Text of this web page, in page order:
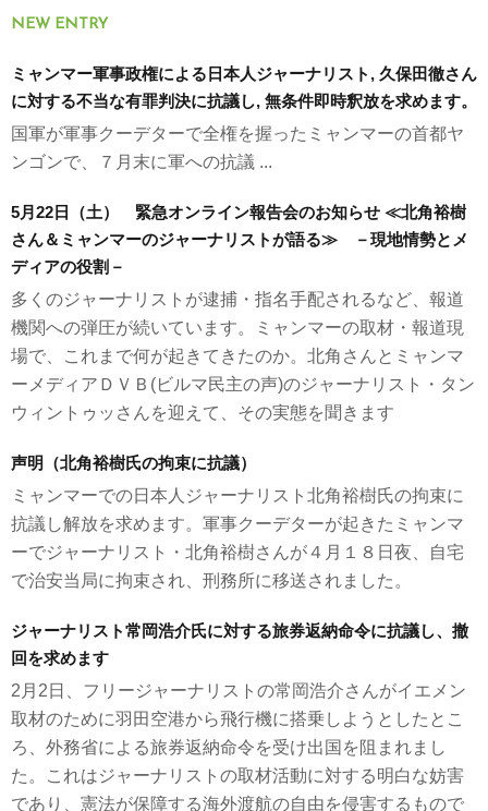
NEW ENTRY
ミャンマー軍事政権による日本人ジャーナリスト, 久保田徹さん
に対する不当な有罪判決に抗議し, 無条件即時釈放を求めます。
国軍が軍事クーデターで全権を握ったミャンマーの首都ヤ
ンゴンで、７月末に軍への抗議 ...
5月22日（土） 緊急オンライン報告会のお知らせ ≪北角裕樹
さん＆ミャンマーのジャーナリストが語る≫ －現地情勢とメ
ディアの役割－
多くのジャーナリストが逮捕・指名手配されるなど、報道
機関への弾圧が続いています。ミャンマーの取材・報道現
場で、これまで何が起きてきたのか。北角さんとミャンマ
ーメディアＤＶＢ(ビルマ民主の声)のジャーナリスト・タン
ウィントゥッさんを迎えて、その実態を聞きます
声明（北角裕樹氏の拘束に抗議）
ミャンマーでの日本人ジャーナリスト北角裕樹氏の拘束に
抗議し解放を求めます。軍事クーデターが起きたミャンマ
ーでジャーナリスト・北角裕樹さんが４月１８日夜、自宅
で治安当局に拘束され、刑務所に移送されました。
ジャーナリスト常岡浩介氏に対する旅券返納命令に抗議し、撤
回を求めます
2月2日、フリージャーナリストの常岡浩介さんがイエメン
取材のために羽田空港から飛行機に搭乗しようとしたとこ
ろ、外務省による旅券返納命令を受け出国を阻まれまし
た。これはジャーナリストの取材活動に対する明白な妨害
であり、憲法が保障する海外渡航の自由を侵害するもので